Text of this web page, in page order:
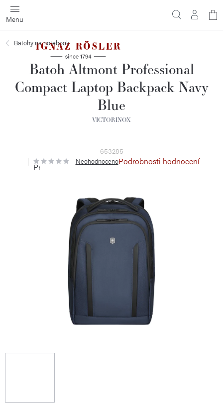
Přejít
na
obsah
Batohy na notebook
Batoh Altmont Professional
Compact Laptop Backpack Navy
Blue
VICTORINOX
653285
Průměrné
hodnocení
NeohodnocenoPodrobnosti hodnocení